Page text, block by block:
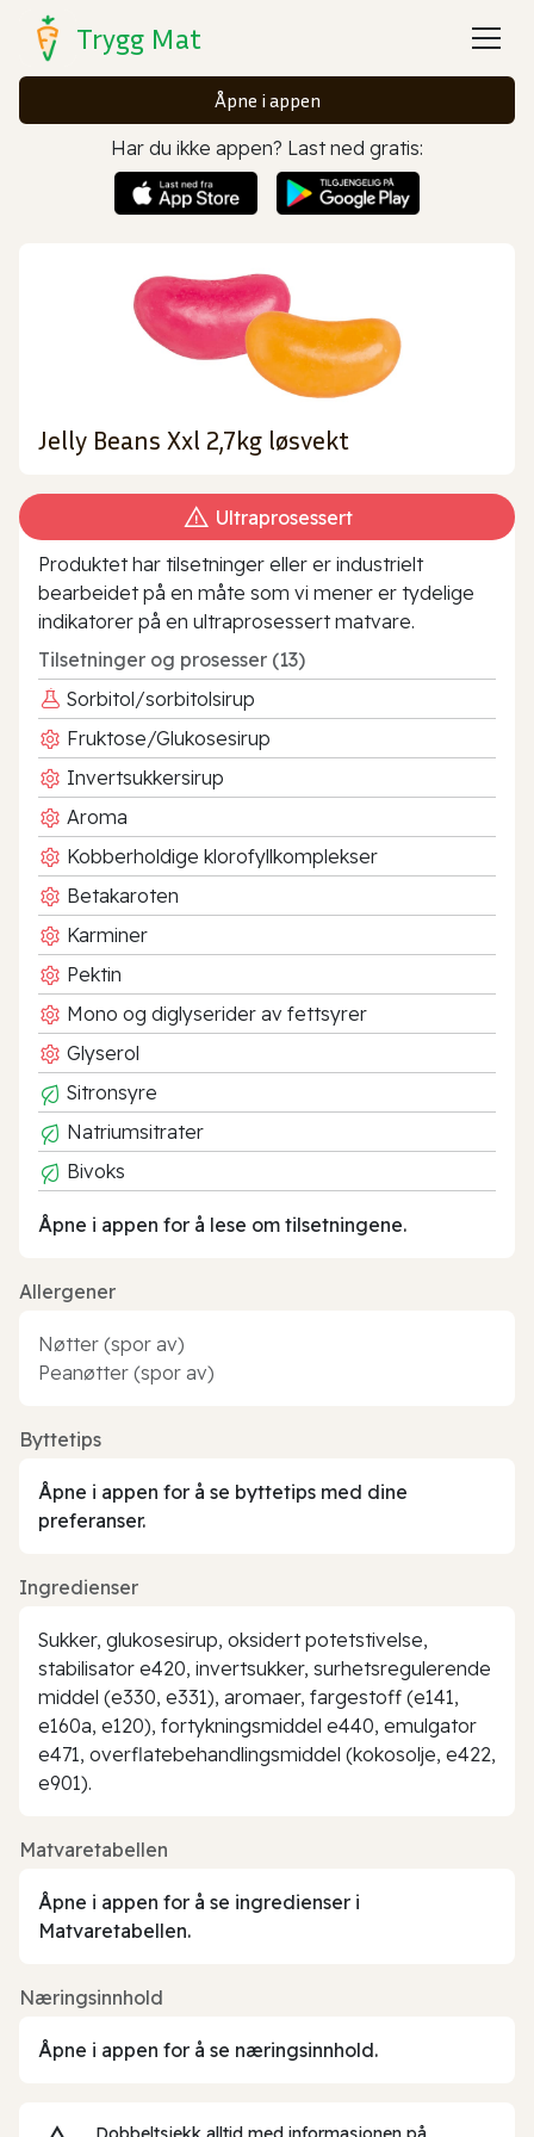
Trygg Mat
Åpne i appen
Har du ikke appen? Last ned gratis:
Jelly Beans Xxl 2,7kg løsvekt
Ultraprosessert
Produktet har tilsetninger eller er industrielt
bearbeidet på en måte som vi mener er tydelige
indikatorer på en ultraprosessert matvare.
Tilsetninger og prosesser (13)
Sorbitol/sorbitolsirup
Fruktose/Glukosesirup
Invertsukkersirup
Aroma
Kobberholdige klorofyllkomplekser
Betakaroten
Karminer
Pektin
Mono og diglyserider av fettsyrer
Glyserol
Sitronsyre
Natriumsitrater
Bivoks
Åpne i appen for å lese om tilsetningene.
Allergener
Nøtter (spor av)
Peanøtter (spor av)
Byttetips
Åpne i appen for å se byttetips med dine
preferanser.
Ingredienser
Sukker, glukosesirup, oksidert potetstivelse,
stabilisator e420, invertsukker, surhetsregulerende
middel (e330, e331), aromaer, fargestoff (e141,
e160a, e120), fortykningsmiddel e440, emulgator
e471, overflatebehandlingsmiddel (kokosolje, e422,
e901).
Matvaretabellen
Åpne i appen for å se ingredienser i
Matvaretabellen.
Næringsinnhold
Åpne i appen for å se næringsinnhold.